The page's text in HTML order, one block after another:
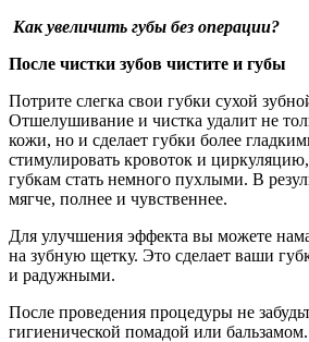
Как увеличить губы без операции?
После чистки зубов чистите и губы
Потрите слегка свои губки сухой
Отшелушивание и чистка удалит не
кожи, но и сделает губки более
стимулировать кровоток и
губкам стать немного пухлыми. В
мягче, полнее и чувственнее.
Для улучшения эффекта вы можете
на зубную щетку. Это сделает ваши
и радужными.
После проведения процедуры не
гигиенической помадой или бальзамом.